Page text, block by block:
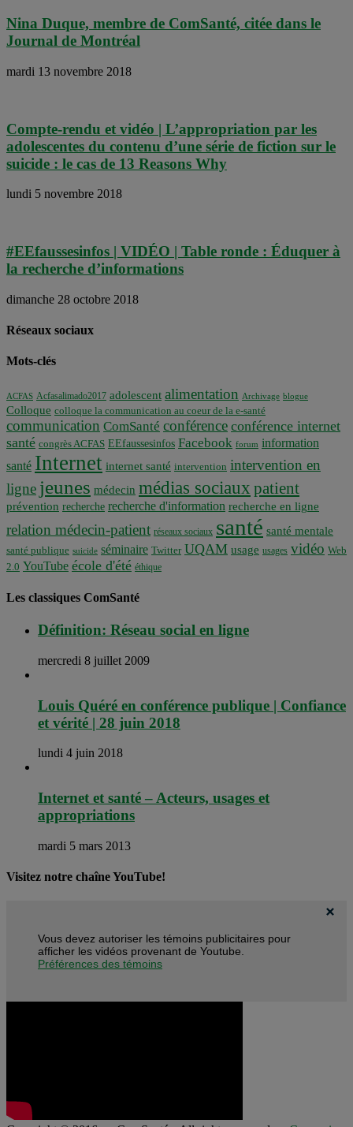
Nina Duque, membre de ComSanté, citée dans le
Journal de Montréal
mardi 13 novembre 2018
Compte-rendu et vidéo | L’appropriation par les
adolescentes du contenu d’une série de fiction sur le
suicide : le cas de 13 Reasons Why
lundi 5 novembre 2018
#EEfaussesinfos | VIDÉO | Table ronde : Éduquer à
la recherche d’informations
dimanche 28 octobre 2018
Réseaux sociaux
Mots-clés
ACFAS Acfasalimado2017 adolescent alimentation Archivage blogue
Colloque colloque la communication au coeur de la e-santé
communication ComSanté conférence conférence internet
santé congrès ACFAS EEfaussesinfos Facebook forum information
santé Internet internet santé intervention intervention en
ligne jeunes médecin médias sociaux patient
prévention recherche recherche d'information recherche en ligne
relation médecin-patient réseaux sociaux santé santé mentale
santé publique suicide séminaire Twitter UQAM usage usages vidéo Web
2.0 YouTube école d'été éthique
Les classiques ComSanté
Définition: Réseau social en ligne
mercredi 8 juillet 2009
Louis Quéré en conférence publique | Confiance
et vérité | 28 juin 2018
lundi 4 juin 2018
Internet et santé – Acteurs, usages et
appropriations
mardi 5 mars 2013
Visitez notre chaîne YouTube!
Vous devez autoriser les témoins publicitaires pour
afficher les vidéos provenant de Youtube.
Préférences des témoins